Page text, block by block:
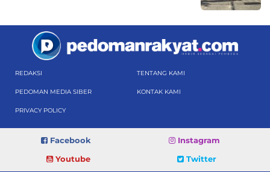
REDAKSI TENTANG KAMI
PEDOMAN MEDIA SIBER KONTAK KAMI
PRIVACY POLICY
Facebook
Instagram
Youtube
Twitter